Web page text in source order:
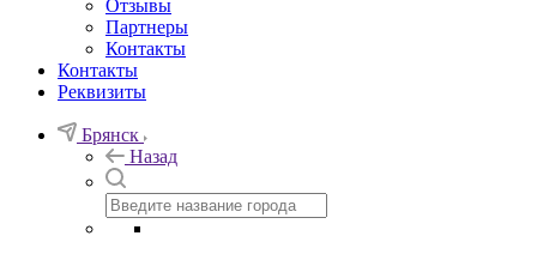
Отзывы
Партнеры
Контакты
Контакты
Реквизиты
Брянск
Назад